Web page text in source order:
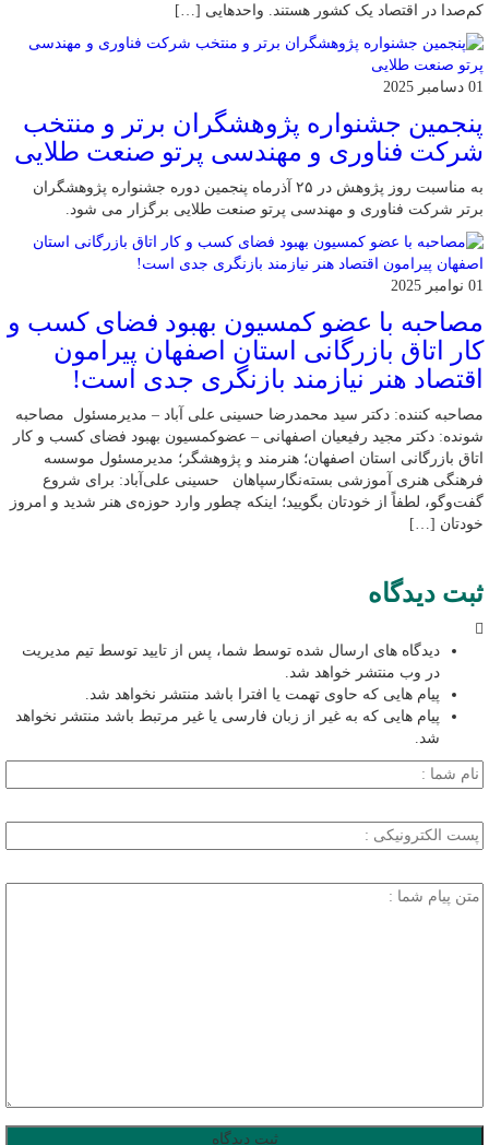
کم‌صدا در اقتصاد یک کشور هستند. واحدهایی […]
01 دسامبر 2025
پنجمین جشنواره پژوهشگران برتر و منتخب
شرکت فناوری و مهندسی پرتو صنعت طلایی
به مناسبت روز پژوهش در ۲۵ آذرماه پنجمین دوره جشنواره پژوهشگران
برتر شرکت فناوری و مهندسی پرتو صنعت طلایی برگزار می شود.
01 نوامبر 2025
مصاحبه با عضو کمسیون بهبود فضای کسب و
کار اتاق بازرگانی استان اصفهان پیرامون
اقتصاد هنر نیازمند بازنگری جدی است!
مصاحبه کننده: دکتر سید محمدرضا حسینی علی آباد – مدیرمسئول مصاحبه
شونده: دکتر مجید رفیعیان اصفهانی – عضوکمسیون بهبود فضای کسب و کار
اتاق بازرگانی استان اصفهان؛ هنرمند و پژوهشگر؛ ‌مدیرمسئول موسسه
فرهنگی هنری آموزشی بسته‌نگارسپاهان حسینی علی‌آباد: برای شروع
گفت‌وگو، لطفاً از خودتان بگویید؛ اینکه چطور وارد حوزه‌ی هنر شدید و امروز
خودتان […]
ثبت دیدگاه
دیدگاه های ارسال شده توسط شما، پس از تایید توسط تیم مدیریت
در وب منتشر خواهد شد.
پیام هایی که حاوی تهمت یا افترا باشد منتشر نخواهد شد.
پیام هایی که به غیر از زبان فارسی یا غیر مرتبط باشد منتشر نخواهد
شد.